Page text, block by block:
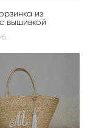
из
вышивкой